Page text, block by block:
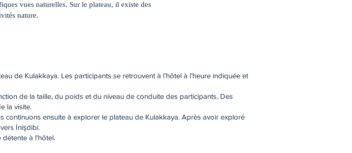
vues naturelles. Sur le plateau, il existe des
nature.
de Kulakkaya. Les participants se retrouvent à l’hôtel à l’heure indiquée et
de la taille, du poids et du niveau de conduite des participants. Des
la visite.
continuons ensuite à explorer le plateau de Kulakkaya. Après avoir exploré
İnişdibi.
détente à l'hôtel.